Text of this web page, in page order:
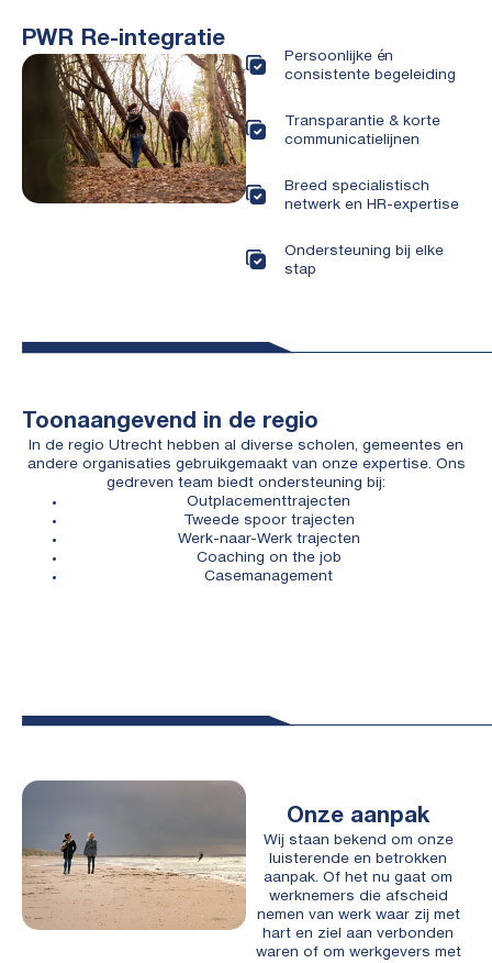
PWR Re-integratie
Persoonlijke én
consistente begeleiding
Transparantie & korte
communicatielijnen
Breed specialistisch
netwerk en HR-expertise
Ondersteuning bij elke
stap
Toonaangevend in de regio
In de regio Utrecht hebben al diverse scholen, gemeentes en
andere organisaties gebruikgemaakt van onze expertise. Ons
gedreven team biedt ondersteuning bij:
Outplacementtrajecten
Tweede spoor trajecten
Werk-naar-Werk trajecten
Coaching on the job
Casemanagement
Onze aanpak
Wij staan bekend om onze
luisterende en betrokken
aanpak. Of het nu gaat om
werknemers die afscheid
nemen van werk waar zij met
hart en ziel aan verbonden
waren of om werkgevers met